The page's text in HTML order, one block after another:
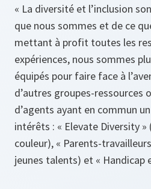
« La diversité et l’inclusion
que nous sommes et de ce
mettant à profit toutes les
expériences, nous sommes
équipés pour faire face à
d’autres groupes-ressources
d’agents ayant en commun
intérêts : « Elevate Diversity »
couleur), « Parents-
jeunes talents) et « Handicap